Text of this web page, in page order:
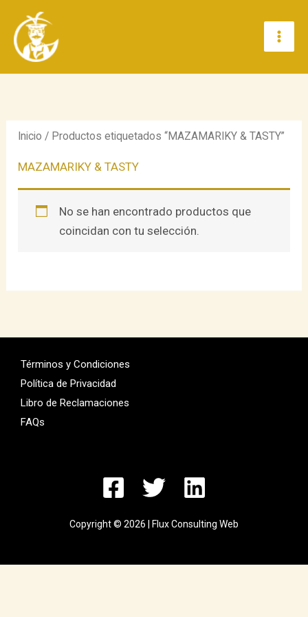
contenido
Inicio / Productos etiquetados “MAZAMARIKY & TASTY”
MAZAMARIKY & TASTY
No se han encontrado productos que
coincidan con tu selección.
Términos y Condiciones
Política de Privacidad
Libro de Reclamaciones
FAQs
Copyright © 2026 | Flux Consulting Web